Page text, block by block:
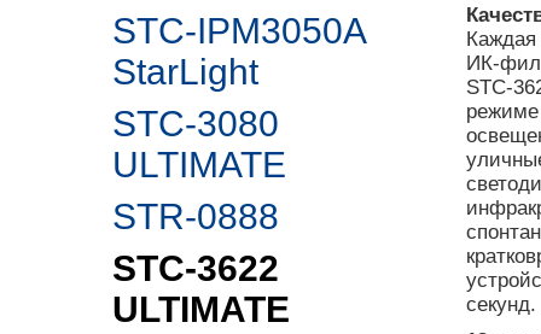
STC-IPM3050A
StarLight
STC-3080
ULTIMATE
STR-0888
STC-3622
ULTIMATE
Каждая
ИК-
STC-
режиме
секунд.